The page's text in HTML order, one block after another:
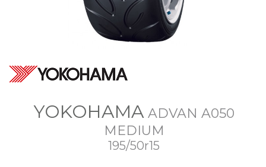
YOKOHAMA ADVAN A050
MEDIUM
195/50r15